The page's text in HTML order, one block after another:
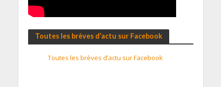
Toutes les brèves d’actu sur Facebook
Toutes les brèves d’actu sur Facebook